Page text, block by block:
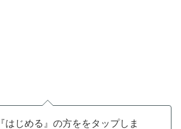
はじめる』の方ををタップしま